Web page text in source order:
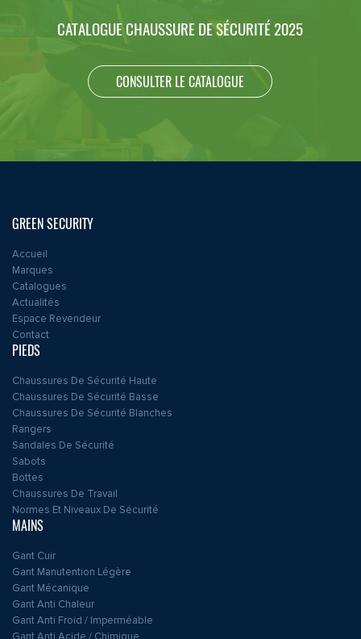
CATALOGUE CHAUSSURE DE SÉCURITÉ 2025
CONSULTER LE CATALOGUE
GREEN SECURITY
Accueil
Marques
Catalogues
Actualités
Espace Revendeur
Contact
PIEDS
Chaussures De Sécurité Haute
Chaussures De Sécurité Basse
Chaussures De Sécurité Blanches
Rangers
Sandales De Sécurité
Sabots
Bottes
Chaussures De Travail
Normes Et Niveaux De Sécurité
MAINS
Gant Cuir
Gant Manutention Légère
Gant Mécanique
Gant Anti Chaleur
Gant Anti Froid / Imperméable